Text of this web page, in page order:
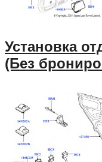
Установка
(Без